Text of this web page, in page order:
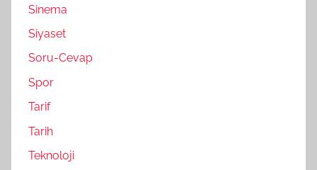
Sinema
Siyaset
Soru-Cevap
Spor
Tarif
Tarih
Teknoloji